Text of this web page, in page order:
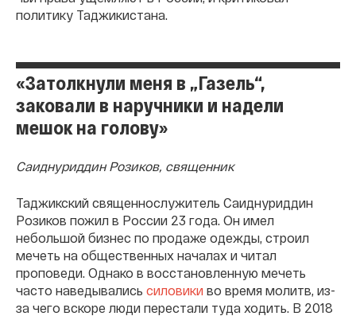
политику Таджикистана.
«Затолкнули меня в „Газель“,
заковали в наручники и надели
мешок на голову»
Саиднуриддин Розиков, священник
Таджикский священнослужитель Саиднуриддин
Розиков пожил в России 23 года. Он имел
небольшой бизнес по продаже одежды, строил
мечеть на общественных началах и читал
проповеди. Однако в восстановленную мечеть
часто наведывались силовики во время молитв, из-
за чего вскоре люди перестали туда ходить. В 2018